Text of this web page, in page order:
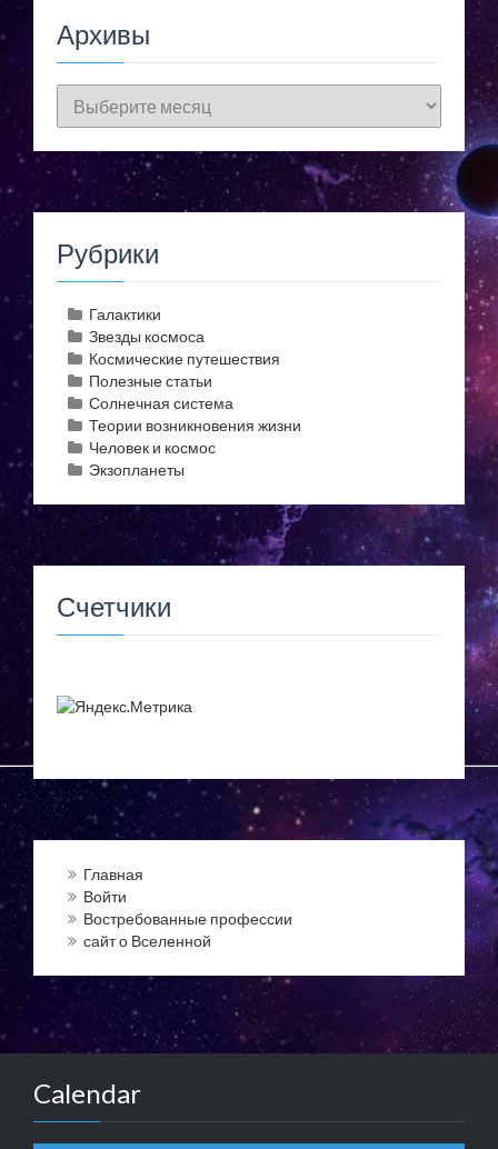
Архивы
Рубрики
Галактики
Звезды космоса
Космические путешествия
Полезные статьи
Солнечная система
Теории возникновения жизни
Человек и космос
Экзопланеты
Счетчики
Главная
Войти
Востребованные профессии
сайт о Вселенной
Calendar